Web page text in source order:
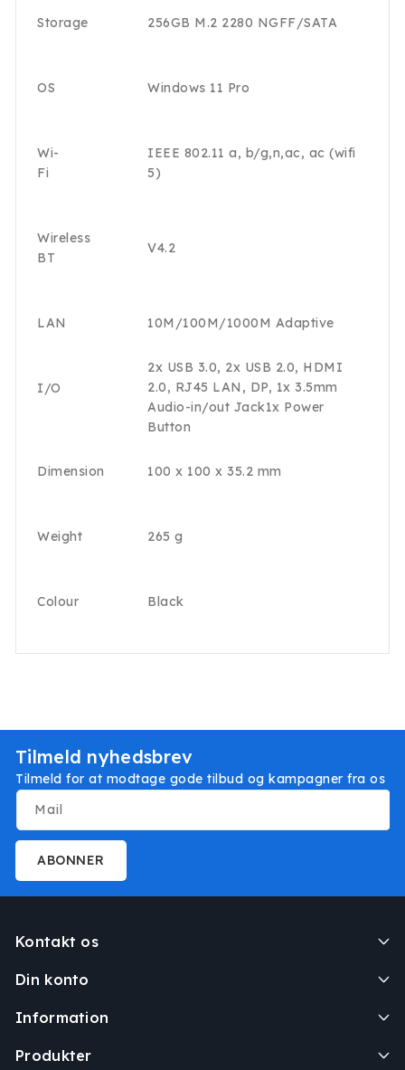
Storage 256GB M.2 2280 NGFF/SATA
OS Windows 11 Pro
Wi-
Fi
IEEE 802.11 a, b/g,n,ac, ac (wifi
5)
Wireless
BT
V4.2
LAN 10M/100M/1000M Adaptive
I/O
2x USB 3.0, 2x USB 2.0, HDMI
2.0, RJ45 LAN, DP, 1x 3.5mm
Audio-in/out Jack1x Power
Button
Dimension 100 x 100 x 35.2 mm
Weight 265 g
Colour Black
Tilmeld nyhedsbrev
Tilmeld for at modtage gode tilbud og kampagner fra os
Mail
ABONNER
Kontakt os
Din konto
Information
Produkter